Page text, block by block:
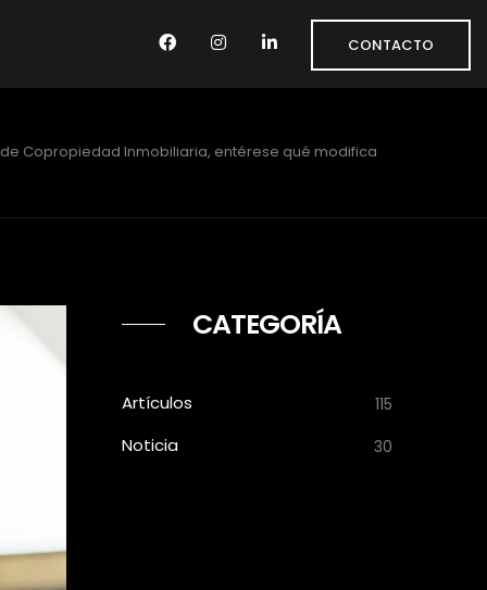
CONTACTO
Copropiedad Inmobiliaria, entérese qué modifica
CATEGORÍA
Artículos 115
Noticia 30